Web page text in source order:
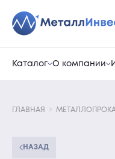
Каталог О компании
ГЛАВНАЯ
НАЗАД